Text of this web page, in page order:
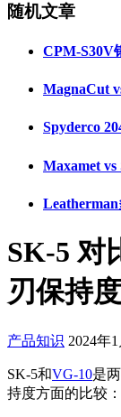
随机文章
CPM-S30V
MagnaCut
Spyderco
Maxamet vs
SK-5 对
刃保持
产品知识 2024年1
SK-5和VG-10是
持度方面的比较：